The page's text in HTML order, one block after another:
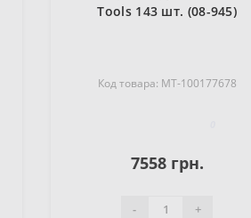
Tools 143 шт. (08-945)
Код товара: MT-100177678
7558 грн.
- +